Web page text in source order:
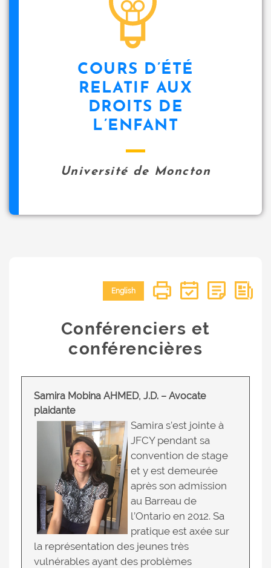
COURS D’ÉTÉ
RELATIF AUX
DROITS DE
L’ENFANT
Université de Moncton
English
Conférenciers et
conférencières
Samira Mobina AHMED, J.D. – Avocate
plaidante
Samira s’est jointe à
JFCY pendant sa
convention de stage
et y est demeurée
après son admission
au Barreau de
l’Ontario en 2012. Sa
pratique est axée sur
la représentation des jeunes très
vulnérables ayant des problèmes